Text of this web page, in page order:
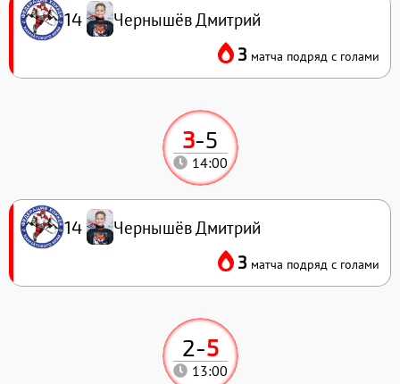
2-5
13:00
3-5
14:00
14 Чернышёв Дмитрий
3 матча подряд с голами
14 Чернышёв Дмитрий
3 матча подряд с голами